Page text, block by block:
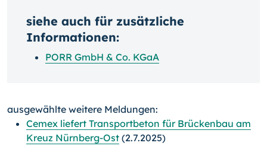
siehe auch für zusätzliche
Informationen:
PORR GmbH & Co. KGaA
ausgewählte weitere Meldungen:
Cemex liefert Transportbeton für Brückenbau am
Kreuz Nürnberg-Ost (2.7.2025)